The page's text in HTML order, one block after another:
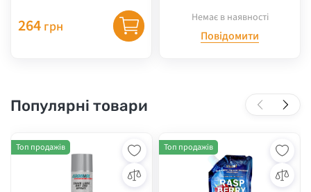
264 грн
Немає в наявності
Повідомити
Популярні товари
Топ продажів Топ продажів